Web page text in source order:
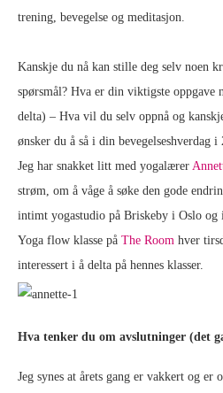
trening, bevegelse og meditasjon.
Kanskje du nå kan stille deg selv noen
spørsmål? Hva er din viktigste oppgave
delta) – Hva vil du selv oppnå og
ønsker du å så i din bevegelseshverdag i
Jeg har snakket litt med yogalærer
strøm, om å våge å søke den gode
intimt yogastudio på Briskeby i Oslo og
Yoga flow klasse på The Room hver
interessert i å delta på hennes klasser.
Hva tenker du om avslutninger (det
Jeg synes at årets gang er vakkert og er